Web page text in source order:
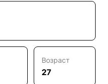
Возраст
27